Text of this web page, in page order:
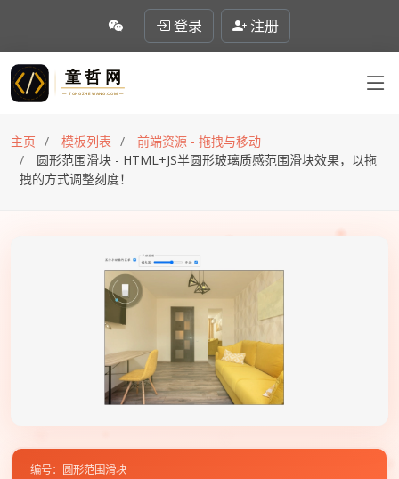
登录 注册
主页 模板列表
前端资源 - 拖拽与移动
圆形范围滑块 - HTML+JS半圆形玻璃质感范围滑块效果，以拖
拽的方式调整刻度！
编号：圆形范围滑块